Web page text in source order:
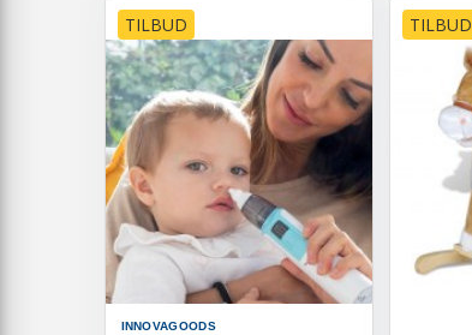
TILBUD
INNOVAGOODS
TILBUD